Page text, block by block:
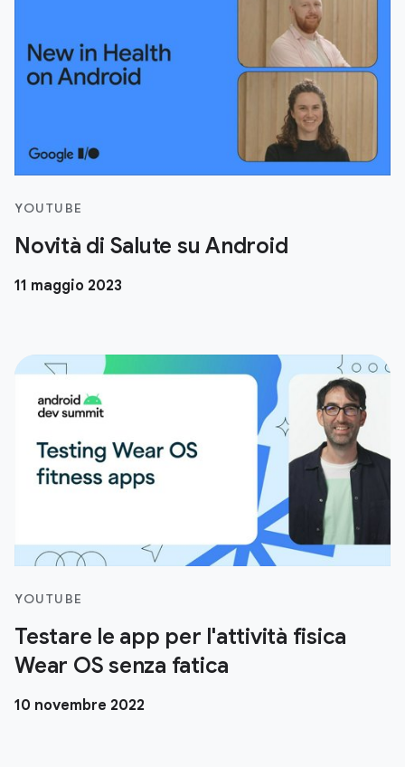
YOUTUBE
Novità di Salute su Android
11 maggio 2023
YOUTUBE
Testare le app per l'attività fisica
Wear OS senza fatica
10 novembre 2022